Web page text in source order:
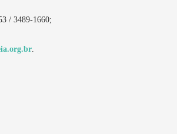
/ 3489-1660;
.